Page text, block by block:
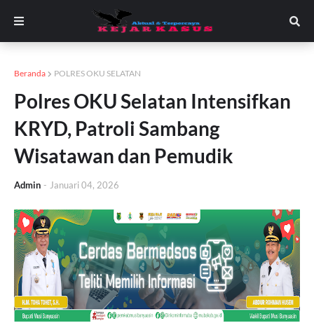
Beranda POLRES OKU SELATAN
Polres OKU Selatan Intensifkan
KRYD, Patroli Sambang
Wisatawan dan Pemudik
Admin - Januari 04, 2026